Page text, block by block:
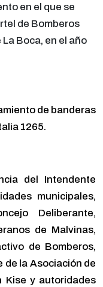
en el que se
de Bomberos
Boca, en el año
de banderas
1265.
del Intendente
municipales,
Deliberante,
de Malvinas,
de Bomberos,
de la Asociación de
Kise y autoridades